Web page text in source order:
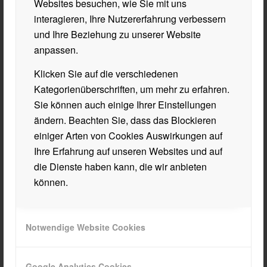
Websites besuchen, wie Sie mit uns
interagieren, Ihre Nutzererfahrung verbessern
und Ihre Beziehung zu unserer Website
anpassen.
Klicken Sie auf die verschiedenen
Kategorienüberschriften, um mehr zu erfahren.
Sie können auch einige Ihrer Einstellungen
ändern. Beachten Sie, dass das Blockieren
einiger Arten von Cookies Auswirkungen auf
Ihre Erfahrung auf unseren Websites und auf
die Dienste haben kann, die wir anbieten
können.
Notwendige Website Cookies
eine Kugel Eis während beim Public Viewing der
Europa League Sieger entschieden wurde.
Die unvergessliche Woche verging wie im Flug und
nach der letzten Sporteinheit am Freitagvormittag trat
die Klasse die schweißtreibende Heimreise zurück
nach Wörgl an.
Ein großer Dank gilt Frau Prof. Herbert und dem
Klassenvorstand Herrn Prof. Holzeisen für die
harmonische Begleitung.